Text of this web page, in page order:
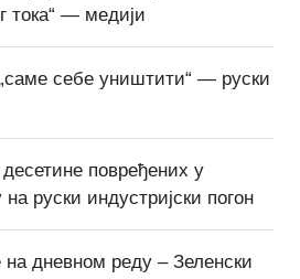
тока“ — медији
себе уништити“ — руски
повређених у
руски индустријски погон
на дневном реду – Зеленски